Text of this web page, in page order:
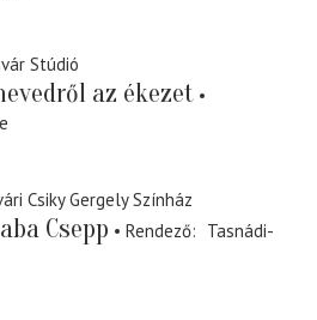
Stúdió
az ékezet
Csiky Gergely Színház
Csepp Rendező
Tasnádi-